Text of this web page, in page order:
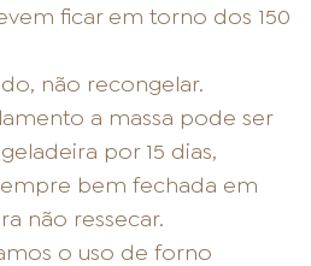
ficar em torno dos 150
não recongelar.
a massa pode ser
por 15 dias,
bem fechada em
não ressecar.
o uso de forno